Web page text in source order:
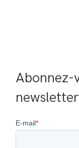
Abonnez-
newsletter